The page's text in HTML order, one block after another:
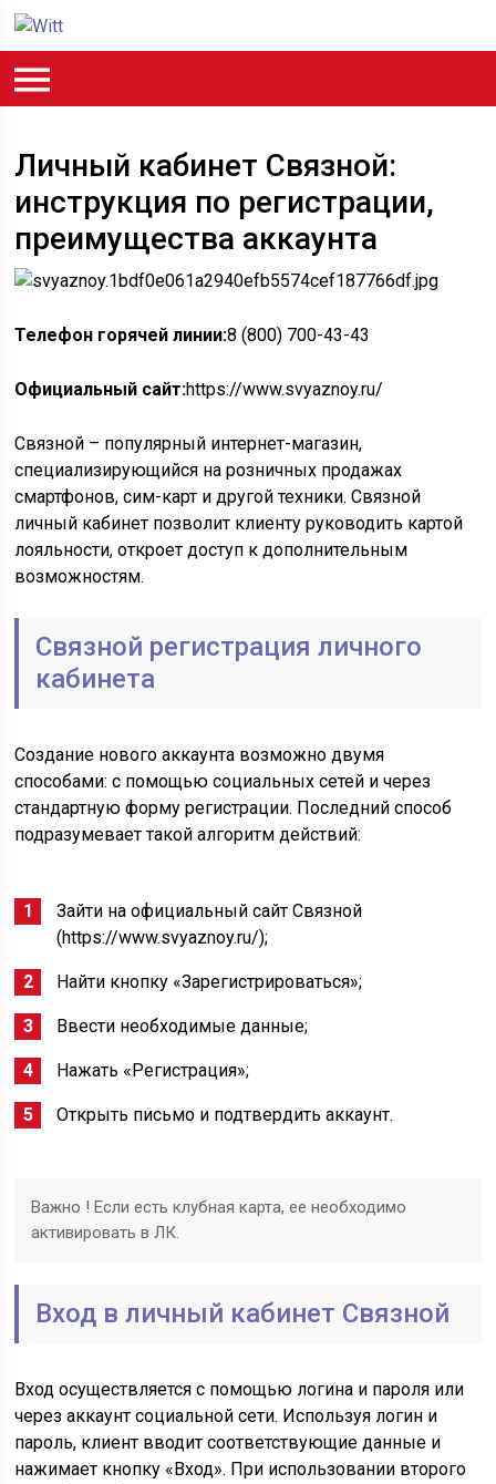
Личный кабинет Связной:
инструкция по регистрации,
преимущества аккаунта
Телефон горячей линии:8 (800) 700-43-43
Официальный сайт:https://www.svyaznoy.ru/
Связной – популярный интернет-магазин,
специализирующийся на розничных продажах
смартфонов, сим-карт и другой техники. Связной
личный кабинет позволит клиенту руководить картой
лояльности, откроет доступ к дополнительным
возможностям.
Связной регистрация личного
кабинета
Создание нового аккаунта возможно двумя
способами: с помощью социальных сетей и через
стандартную форму регистрации. Последний способ
подразумевает такой алгоритм действий:
Зайти на официальный сайт Связной
(https://www.svyaznoy.ru/);
Найти кнопку «Зарегистрироваться»;
Ввести необходимые данные;
Нажать «Регистрация»;
Открыть письмо и подтвердить аккаунт.
Важно ! Если есть клубная карта, ее необходимо
активировать в ЛК.
Вход в личный кабинет Связной
Вход осуществляется с помощью логина и пароля или
через аккаунт социальной сети. Используя логин и
пароль, клиент вводит соответствующие данные и
нажимает кнопку «Вход». При использовании второго